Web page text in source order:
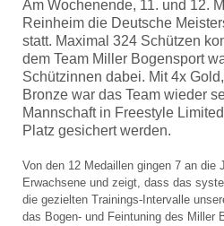
Am Wochenende, 11. und 12.
Reinheim die Deutsche
statt. Maximal 324 Schützen
dem Team Miller Bogensport
Schützinnen dabei. Mit 4x
Bronze war das Team wieder
Mannschaft in Freestyle
Platz gesichert werden.
Von den 12 Medaillen gingen 7 an die
Erwachsene und zeigt, dass das
die gezielten Trainings-Intervalle
das Bogen- und Feintuning des Miller